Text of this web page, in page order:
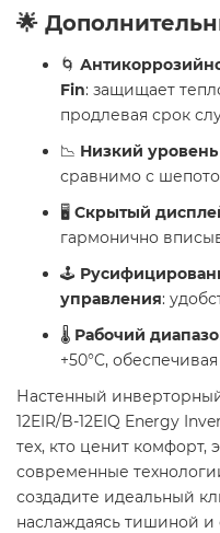
🌟
🌀
Fin: защищает
продлевая срок
📉 Низкий
сравнимо с
🖥️ Скрытый
гармонично
🕹️
управления:
🌡️ Рабочий
+50°C,
Настенный
12EIR/B-12EIQ Energy
тех, кто ценит комфорт,
современные
создадите идеальный
наслаждаясь тишиной